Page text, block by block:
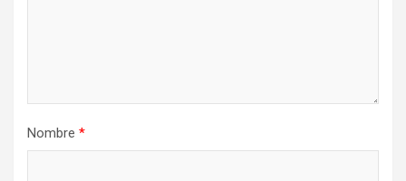
Nombre *